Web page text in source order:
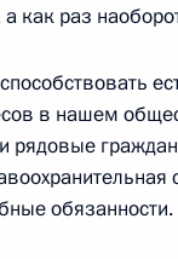
Мюнхенской
как раз
в нашем
рядовые
обязанности.